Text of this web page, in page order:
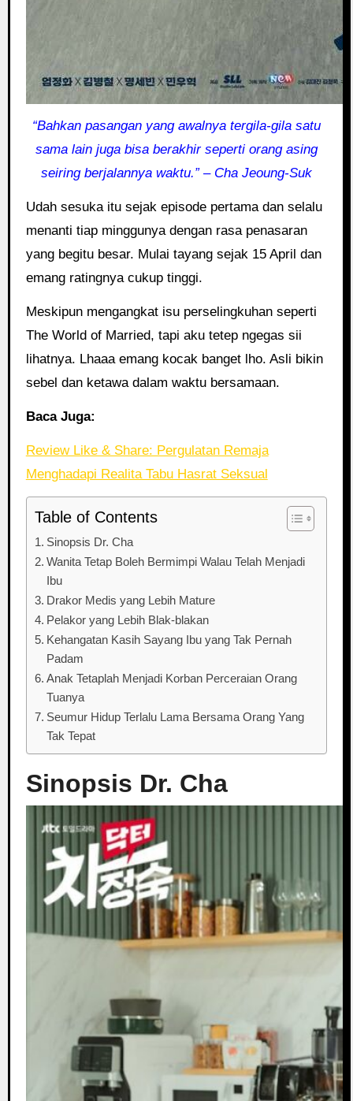
“Bahkan pasangan yang awalnya tergila-gila satu
sama lain juga bisa berakhir seperti orang asing
seiring berjalannya waktu.” – Cha Jeoung-Suk
Udah sesuka itu sejak episode pertama dan selalu
menanti tiap minggunya dengan rasa penasaran
yang begitu besar. Mulai tayang sejak 15 April dan
emang ratingnya cukup tinggi.
Meskipun mengangkat isu perselingkuhan seperti
The World of Married, tapi aku tetep ngegas sii
lihatnya. Lhaaa emang kocak banget lho. Asli bikin
sebel dan ketawa dalam waktu bersamaan.
Baca Juga:
Review Like & Share: Pergulatan Remaja
Menghadapi Realita Tabu Hasrat Seksual
Table of Contents
Sinopsis Dr. Cha
Wanita Tetap Boleh Bermimpi Walau Telah Menjadi
Ibu
Drakor Medis yang Lebih Mature
Pelakor yang Lebih Blak-blakan
Kehangatan Kasih Sayang Ibu yang Tak Pernah
Padam
Anak Tetaplah Menjadi Korban Perceraian Orang
Tuanya
Seumur Hidup Terlalu Lama Bersama Orang Yang
Tak Tepat
Sinopsis Dr. Cha